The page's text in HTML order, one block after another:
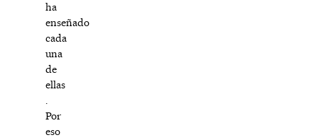
ha
enseñado
cada
una
de
ellas
Por
eso